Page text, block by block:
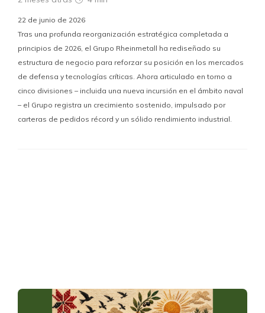
22 de junio de 2026
Tras una profunda reorganización estratégica completada a
principios de 2026, el Grupo Rheinmetall ha rediseñado su
estructura de negocio para reforzar su posición en los mercados
de defensa y tecnologías críticas. Ahora articulado en torno a
cinco divisiones – incluida una nueva incursión en el ámbito naval
– el Grupo registra un crecimiento sostenido, impulsado por
carteras de pedidos récord y un sólido rendimiento industrial.